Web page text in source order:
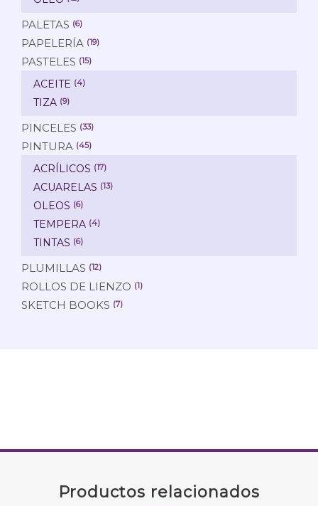
PALETAS (6)
PAPELERÍA (19)
PASTELES (15)
ACEITE (4)
TIZA (9)
PINCELES (33)
PINTURA (45)
ACRÍLICOS (17)
ACUARELAS (13)
OLEOS (6)
TEMPERA (4)
TINTAS (6)
PLUMILLAS (12)
ROLLOS DE LIENZO (1)
SKETCH BOOKS (7)
Productos relacionados